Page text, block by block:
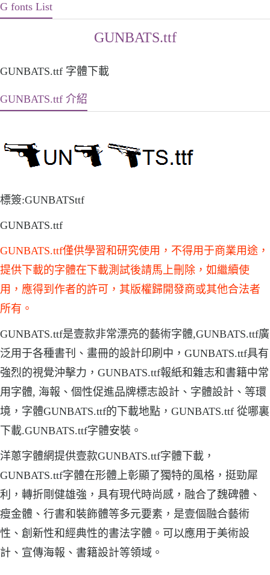
G fonts List
GUNBATS.ttf
GUNBATS.ttf 字體下載
GUNBATS.ttf 介紹
標簽:GUNBATSttf
GUNBATS.ttf
GUNBATS.ttf僅供學習和研究使用，不得用于商業用途，
提供下載的字體在下載測試後請馬上刪除，如繼續使
用，應得到作者的許可，其版權歸開發商或其他合法者
所有。
GUNBATS.ttf是壹款非常漂亮的藝術字體,GUNBATS.ttf廣
泛用于各種書刊、畫冊的設計印刷中，GUNBATS.ttf具有
強烈的視覺沖擊力，GUNBATS.ttf報紙和雜志和書籍中常
用字體, 海報、個性促進品牌標志設計、字體設計、等環
境，字體GUNBATS.ttf的下載地點，GUNBATS.ttf 從哪裏
下載.GUNBATS.ttf字體安裝。
洋蔥字體網提供壹款GUNBATS.ttf字體下載，
GUNBATS.ttf字體在形體上彰顯了獨特的風格，挺勁犀
利，轉折剛健雄強，具有現代時尚感，融合了魏碑體、
瘦金體、行書和裝飾體等多元要素，是壹個融合藝術
性、創新性和經典性的書法字體。可以應用于美術設
計、宣傳海報、書籍設計等領域。